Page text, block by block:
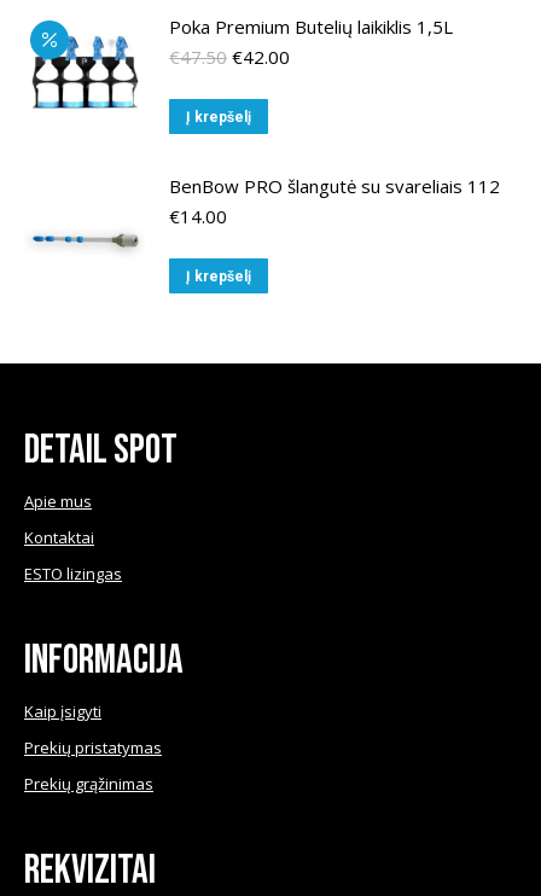
Poka Premium Butelių laikiklis 1,5L
€47.50 Original
was:
€47.50.
€42.00
Į krepšelį
BenBow PRO šlangutė su svareliais 112
€14.00
Į krepšelį
Detail Spot
Apie mus
Kontaktai
ESTO lizingas
Informacija
Kaip įsigyti
Prekių pristatymas
Prekių grąžinimas
Rekvizitai